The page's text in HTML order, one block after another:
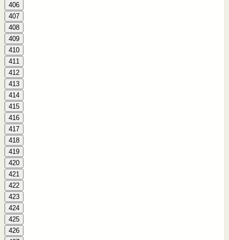
406
407
408
409
410
411
412
413
414
415
416
417
418
419
420
421
422
423
424
425
426